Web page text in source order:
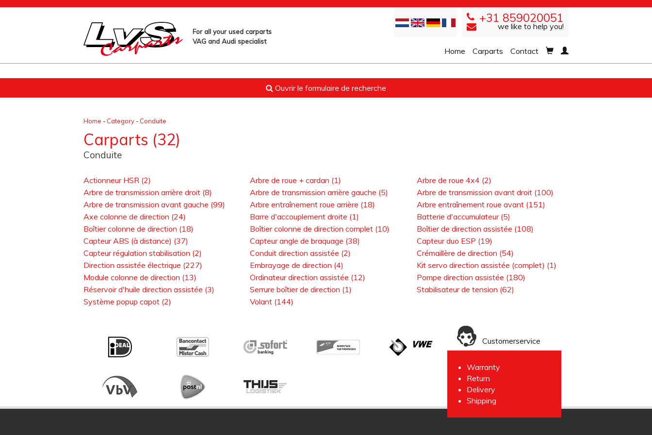
For all your used carparts
VAG and Audi specialist
+31 859020051
we like to help you!
Home Carparts Contact
Ouvrir le formulaire de recherche
Home - Category - Conduite
Carparts (32)
Conduite
Actionneur HSR (2) Arbre de roue + cardan (1)
Arbre de roue 4x4 (2)
Arbre de transmission arrière droit (8)
Arbre de transmission arrière gauche (5)
Arbre de transmission avant droit (100)
Arbre de transmission avant gauche (99)
Arbre entraînement roue arrière (18)
Arbre entraînement roue avant (151)
Axe colonne de direction (24)
Barre d'accouplement droite (1)
Batterie d'accumulateur (5)
Boîtier colonne de direction (18)
Boîtier colonne de direction complet (10)
Boîtier de direction assistée (108)
Capteur ABS (à distance) (37)
Capteur angle de braquage (38)
Capteur duo ESP (19)
Capteur régulation stabilisation (2)
Conduit direction assistée (2)
Crémaillère de direction (54)
Direction assistée électrique (227)
Embrayage de direction (4)
Kit servo direction assistée (complet) (1)
Module colonne de direction (13)
Ordinateur direction assistée (12)
Pompe direction assistée (180)
Réservoir d'huile direction assistée (3)
Serrure boîtier de direction (1)
Stabilisateur de tension (62)
Système popup capot (2)
Volant (144)
Customerservice
Warranty
Return
Delivery
Shipping